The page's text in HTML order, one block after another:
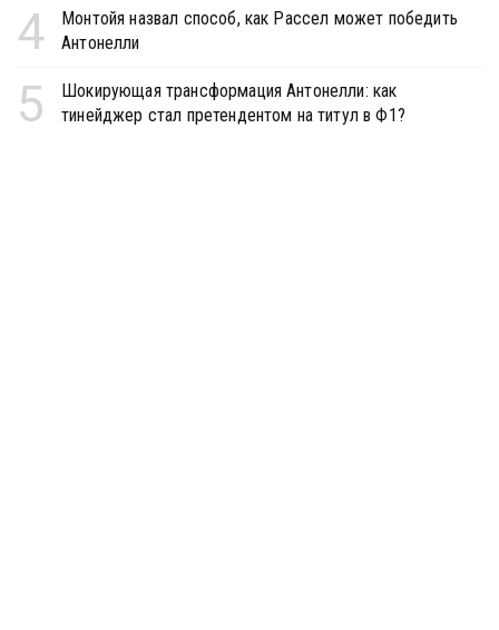
4
Монтойя назвал способ, как Рассел может победить
Антонелли
5
Шокирующая трансформация Антонелли: как
тинейджер стал претендентом на титул в Ф1?